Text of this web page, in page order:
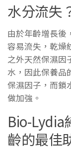
水分流失
由於年齡增長後
容易流失，乾燥
之外天然保濕因
水，因此保養品
保濕因子，而鎖
做加強。
Bio-Lydia
齡的最佳